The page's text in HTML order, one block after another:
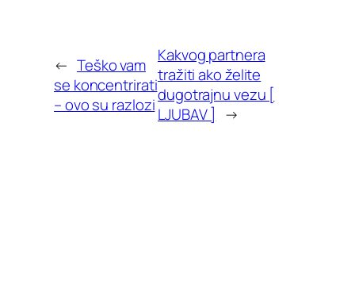
← Teško vam
se koncentrirati
– ovo su razlozi
Kakvog partnera
tražiti ako želite
dugotrajnu vezu [
LJUBAV ] →